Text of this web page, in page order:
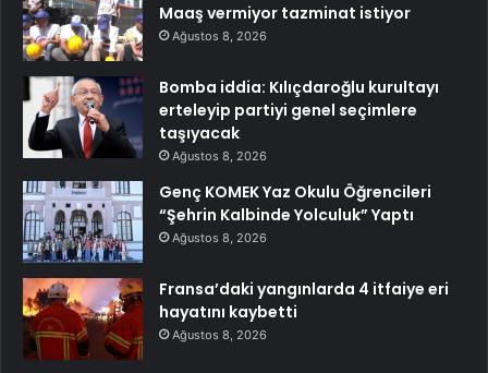
Maaş vermiyor tazminat istiyor
Ağustos 8, 2026
Bomba iddia: Kılıçdaroğlu kurultayı
erteleyip partiyi genel seçimlere
taşıyacak
Ağustos 8, 2026
Genç KOMEK Yaz Okulu Öğrencileri
“Şehrin Kalbinde Yolculuk” Yaptı
Ağustos 8, 2026
Fransa’daki yangınlarda 4 itfaiye eri
hayatını kaybetti
Ağustos 8, 2026